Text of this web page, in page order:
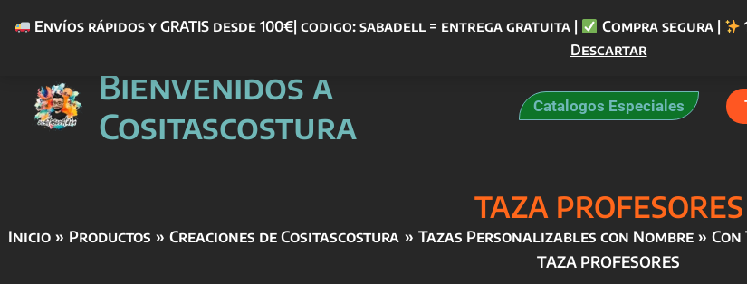
Envíos rápidos y GRATIS desde 100€| codigo: sabadell = entrega gratuita | Compra segura |
Descartar
contenido
Bienvenidos a
Cositascostura
Catalogos Especiales
TAZA PROFESORES
Inicio Productos Creaciones de Cositascostura Tazas Personalizables con Nombre
Con
TAZA PROFESORES